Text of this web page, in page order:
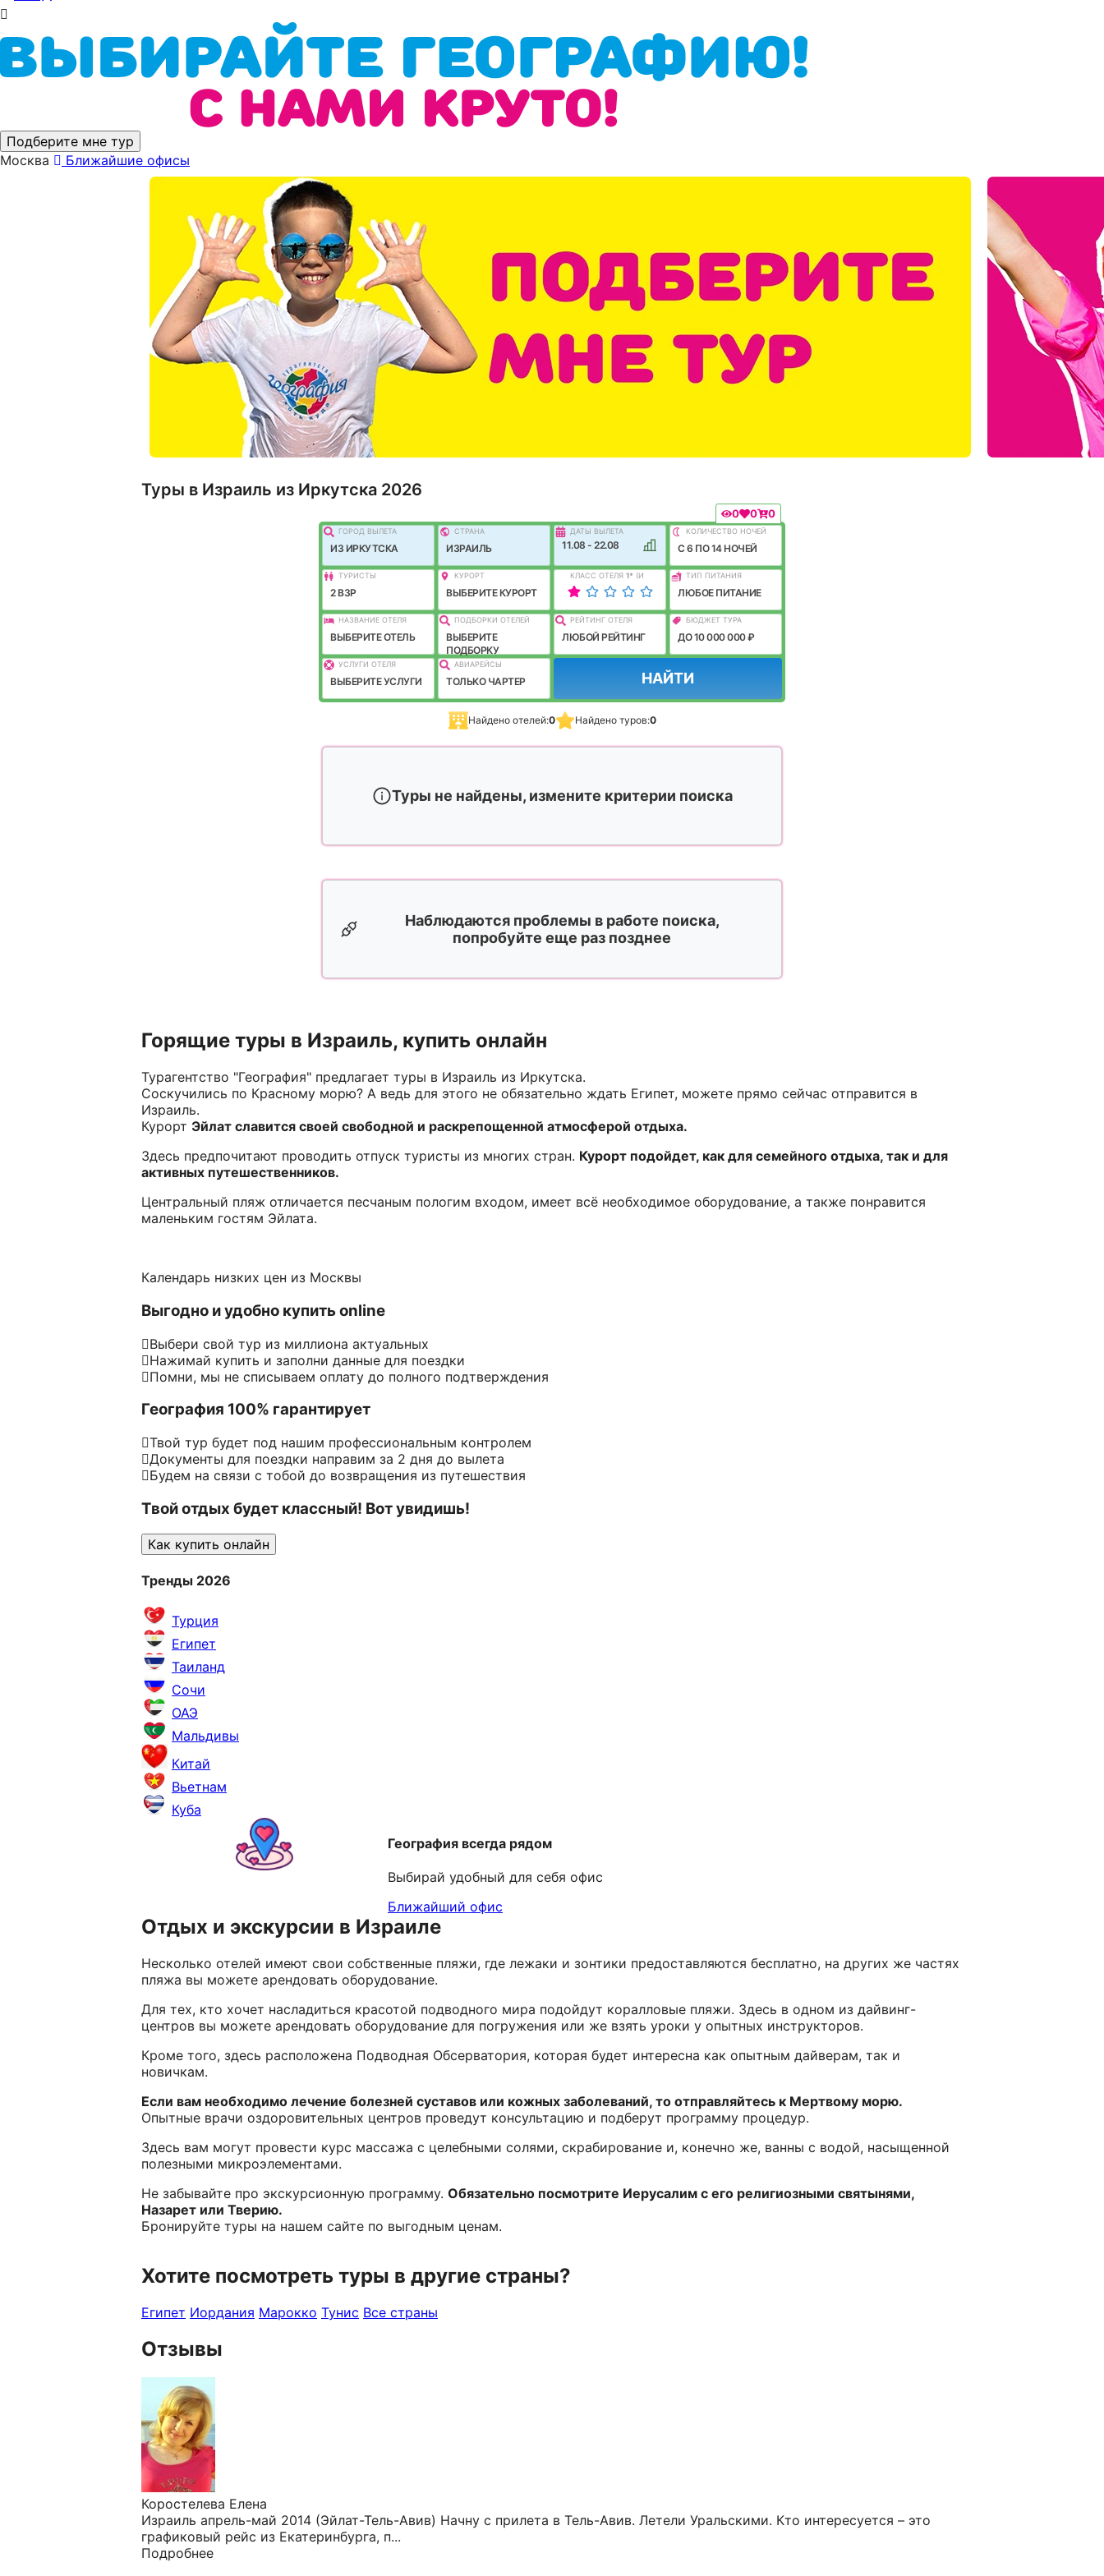
Подберите мне тур
Москва
Ближайшие офисы
Туры в Израиль из Иркутска 2026
0 0 0
ГОРОД ВЫЛEТА
ИЗ ИРКУТСКА
СТРАНА
ИЗРАИЛЬ
ДАТЫ ВЫЛЕТА
11.08 - 22.08
КОЛИЧЕСТВО НОЧЕЙ
C 6 ПО 14 НОЧЕЙ
ТУРИСТЫ
2 ВЗР
КУРОРТ
ВЫБЕРИТЕ КУРОРТ
КЛАСС ОТЕЛЯ 1* (И
ЛУЧШЕ)
ТИП ПИТАНИЯ
ЛЮБОЕ ПИТАНИЕ
НАЗВАНИЕ ОТЕЛЯ
ВЫБЕРИТЕ ОТЕЛЬ
ПОДБОРКИ ОТЕЛЕЙ
ВЫБЕРИТЕ
ПОДБОРКУ
РЕЙТИНГ ОТЕЛЯ
ЛЮБОЙ РЕЙТИНГ
БЮДЖЕТ ТУРА
ДО 10 000 000 ₽
УСЛУГИ ОТЕЛЯ
ВЫБЕРИТЕ УСЛУГИ
АВИАРЕЙСЫ
ТОЛЬКО ЧАРТЕР НАЙТИ
Найдено отелей:0 Найдено туров:0
Туры не найдены, измените критерии поиска
Наблюдаются проблемы в работе поиска,
попробуйте еще раз позднее
Горящие туры в Израиль, купить онлайн
Турагентство "География" предлагает туры в Израиль из Иркутска.
Соскучились по Красному морю? А ведь для этого не обязательно ждать Египет, можете прямо сейчас отправится в
Израиль.
Курорт Эйлат славится своей свободной и раскрепощенной атмосферой отдыха.
Здесь предпочитают проводить отпуск туристы из многих стран. Курорт подойдет, как для семейного отдыха, так и для
активных путешественников.
Центральный пляж отличается песчаным пологим входом, имеет всё необходимое оборудование, а также понравится
маленьким гостям Эйлата.
Календарь низких цен из Москвы
Выгодно и удобно купить online
Выбери свой тур из миллиона актуальных
Нажимай купить и заполни данные для поездки
Помни, мы не списываем оплату до полного подтверждения
География 100% гарантирует
Твой тур будет под нашим профессиональным контролем
Документы для поездки направим за 2 дня до вылета
Будем на связи с тобой до возвращения из путешествия
Твой отдых будет классный! Вот увидишь!
Как купить онлайн
Тренды 2026
Турция
Египет
Таиланд
Сочи
ОАЭ
Мальдивы
Китай
Вьетнам
Куба
География всегда рядом
Выбирай удобный для себя офис
Ближайший офис
Отдых и экскурсии в Израиле
Несколько отелей имеют свои собственные пляжи, где лежаки и зонтики предоставляются бесплатно, на других же частях
пляжа вы можете арендовать оборудование.
Для тех, кто хочет насладиться красотой подводного мира подойдут коралловые пляжи. Здесь в одном из дайвинг-
центров вы можете арендовать оборудование для погружения или же взять уроки у опытных инструкторов.
Кроме того, здесь расположена Подводная Обсерватория, которая будет интересна как опытным дайверам, так и
новичкам.
Если вам необходимо лечение болезней суставов или кожных заболеваний, то отправляйтесь к Мертвому морю.
Опытные врачи оздоровительных центров проведут консультацию и подберут программу процедур.
Здесь вам могут провести курс массажа с целебными солями, скрабирование и, конечно же, ванны с водой, насыщенной
полезными микроэлементами.
Не забывайте про экскурсионную программу. Обязательно посмотрите Иерусалим с его религиозными святынями,
Назарет или Тверию.
Бронируйте туры на нашем сайте по выгодным ценам.
Хотите посмотреть туры в другие страны?
Египет Иордания Марокко Тунис Все страны
Отзывы
Коростелева Елена
Израиль апрель-май 2014 (Эйлат-Тель-Авив) Начну с прилета в Тель-Авив. Летели Уральскими. Кто интересуется – это
графиковый рейс из Екатеринбурга, п...
Подробнее